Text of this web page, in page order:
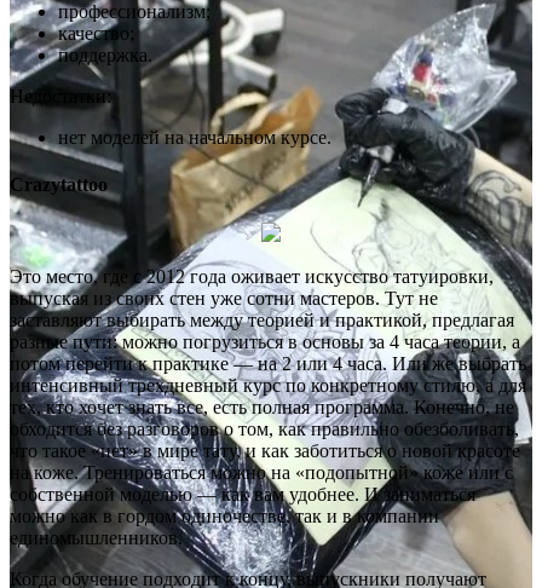
профессионализм;
качество;
поддержка.
Недостатки:
нет моделей на начальном курсе.
Crazytattoo
Это место, где с 2012 года оживает искусство татуировки,
выпуская из своих стен уже сотни мастеров. Тут не
заставляют выбирать между теорией и практикой, предлагая
разные пути: можно погрузиться в основы за 4 часа теории, а
потом перейти к практике — на 2 или 4 часа. Или же выбрать
интенсивный трехдневный курс по конкретному стилю, а для
тех, кто хочет знать все, есть полная программа. Конечно, не
обходится без разговоров о том, как правильно обезболивать,
что такое «нет» в мире тату, и как заботиться о новой красоте
на коже. Тренироваться можно на «подопытной» коже или с
собственной моделью — как вам удобнее. И заниматься
можно как в гордом одиночестве, так и в компании
единомышленников.
Когда обучение подходит к концу, выпускники получают